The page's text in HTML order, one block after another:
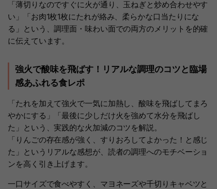
「薄切りなのですぐに火が通り、玉ねぎと炒め合わせやす
い」「お肉1枚1枚にたれが絡み、柔らかな口当たりにな
る」という、調理面・味わい面での両方のメリットを的確
に伝えています。
強火で酸味を飛ばす！リアルな調理のコツと臨場
感あふれる食レポ
「たれを加えて強火で一気に加熱し、酸味を飛ばしてまろ
やかにする」「最後に少しだけ火を強めて水分を飛ばし
た」という、実践的な火加減のコツを解説。
「りんごの存在感が強く、すりおろしてよかった！と感じ
た」というリアルな感想が、読者の調理へのモチベーショ
ンを高く引き上げます。
一口サイズで食べやすく、マヨネーズや千切りキャベツと